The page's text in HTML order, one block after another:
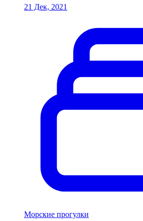
21 Дек, 2021
Морские прогулки